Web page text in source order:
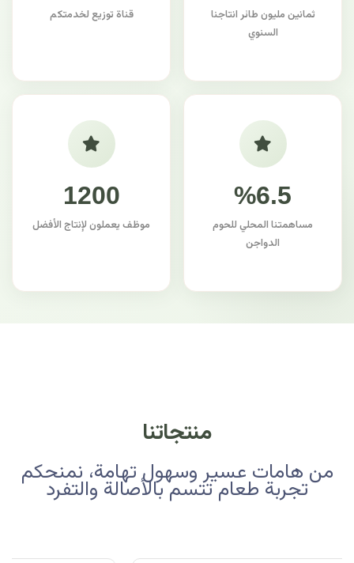
ثمانين مليون طائر انتاجنا
السنوي
قناة توزيع لخدمتكم
%6.5
مساهمتنا المحلي للحوم
الدواجن
1200
موظف يعملون لإنتاج الأفضل
منتجاتنا
من هامات عسير وسهول تهامة، نمنحكم
تجربة طعام تتسم بالأصالة والتفرد